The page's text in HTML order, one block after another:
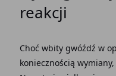
reakcji
Choć wbity gwóźdź w
koniecznością